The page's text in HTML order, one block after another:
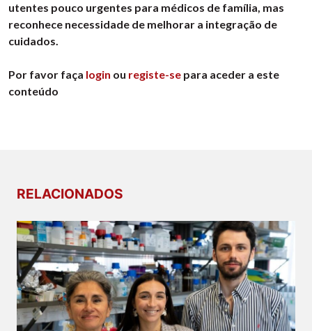
utentes pouco urgentes para médicos de família, mas
reconhece necessidade de melhorar a integração de
cuidados.
Por favor faça login ou registe-se para aceder a este
conteúdo
RELACIONADOS